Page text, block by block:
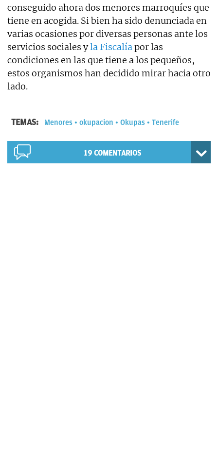
conseguido ahora dos menores marroquíes que
tiene en acogida. Si bien ha sido denunciada en
varias ocasiones por diversas personas ante los
servicios sociales yla Fiscalíapor las
condiciones en las que tiene a los pequeños,
estos organismos han decidido mirar hacia otro
lado.
TEMAS: Menores okupacion Okupas Tenerife
19 COMENTARIOS